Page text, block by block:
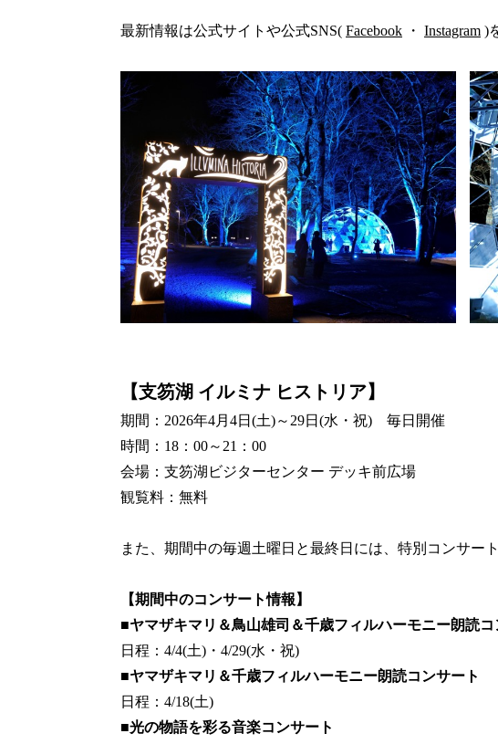
最新情報は公式サイトや公式SNS( Facebook ・ Instagram )
【支笏湖 イルミナ ヒストリア】
期間：2026年4月4日(土)～29日(水・祝) 毎日開催
時間：18：00～21：00
会場：支笏湖ビジターセンター デッキ前広場
観覧料：無料
また、期間中の毎週土曜日と最終日には、特別コンサー
【期間中のコンサート情報】
■ヤマザキマリ＆鳥山雄司＆千歳フィルハーモニー朗読コ
日程：4/4(土)・4/29(水・祝)
■ヤマザキマリ＆千歳フィルハーモニー朗読コンサート
日程：4/18(土)
■光の物語を彩る音楽コンサート